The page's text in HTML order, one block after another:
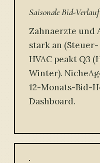
Saisonale Bid-
Zahnaerzte und
stark an
HVAC peakt Q3
Winter).
12-Monats-Bid-
Dashboard.